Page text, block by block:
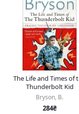
The Life and Times of
Thunderbolt Kid
Bryson, B.
284₴